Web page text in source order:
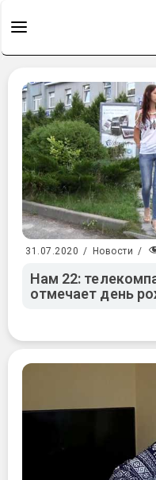
31.07.2020 / Новости /
Нам 22:
отмечает день